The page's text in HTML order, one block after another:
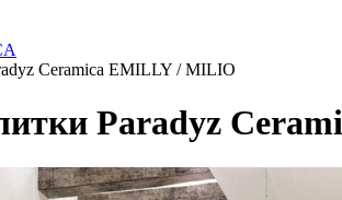
Ceramica EMILLY / MILIO
Paradyz